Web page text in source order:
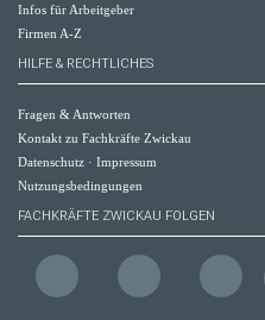
Infos für Arbeitgeber
Firmen A-Z
HILFE & RECHTLICHES
Fragen & Antworten
Kontakt zu Fachkräfte Zwickau
Datenschutz · Impressum
Nutzungsbedingungen
FACHKRÄFTE ZWICKAU FOLGEN